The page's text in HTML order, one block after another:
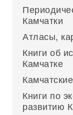
Камчатки
Атласы,
Книги об
Камчатке
Книги по
развитию